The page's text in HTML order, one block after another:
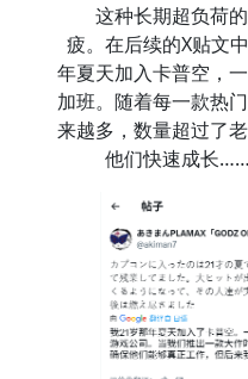
这种长期超负荷
疲。在后续的X贴文
年夏天加入卡普空，
加班。随着每一款热
来越多，数量超过了
他们快速成长